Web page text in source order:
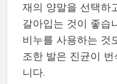
재의 양말을 선택하
갈아입는 것이 좋습
비누를 사용하는 것
조한 발은 진균이
니다.